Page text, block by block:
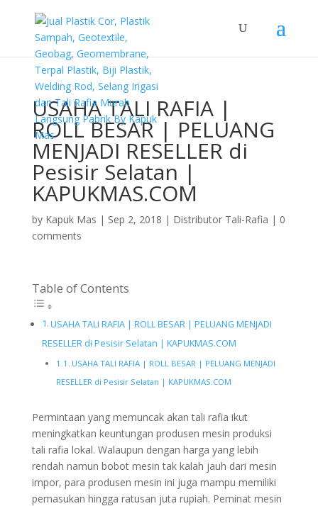
USAHA TALI RAFIA |
ROLL BESAR | PELUANG
MENJADI RESELLER di
Pesisir Selatan |
KAPUKMAS.COM
by Kapuk Mas | Sep 2, 2018 | Distributor Tali-Rafia | 0
comments
Table of Contents
USAHA TALI RAFIA | ROLL BESAR | PELUANG MENJADI
RESELLER di Pesisir Selatan | KAPUKMAS.COM
USAHA TALI RAFIA | ROLL BESAR | PELUANG MENJADI
RESELLER di Pesisir Selatan | KAPUKMAS.COM
Permintaan yang memuncak akan tali rafia ikut
meningkatkan keuntungan produsen mesin produksi
tali rafia lokal. Walaupun dengan harga yang lebih
rendah namun bobot mesin tak kalah jauh dari mesin
impor, para produsen mesin ini juga mampu memiliki
pemasukan hingga ratusan juta rupiah. Peminat mesin